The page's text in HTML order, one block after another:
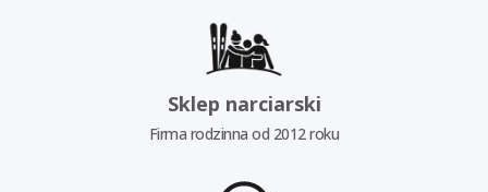
Sklep narciarski
Firma rodzinna od 2012 roku